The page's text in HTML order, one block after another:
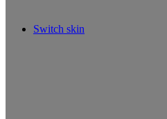
Switch skin